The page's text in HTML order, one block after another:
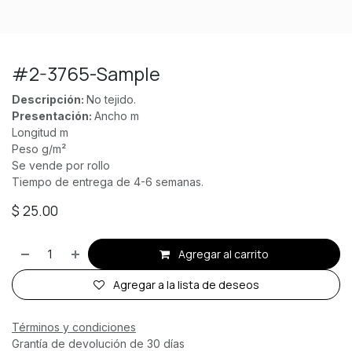
#2-3765-Sample
Descripción: No tejido.
Presentación: Ancho m
Longitud m
Peso g/m²
Se vende por rollo
Tiempo de entrega de 4-6 semanas.
$ 25.00
Agregar al carrito
Agregar a la lista de deseos
Términos y condiciones
Grantía de devolución de 30 días